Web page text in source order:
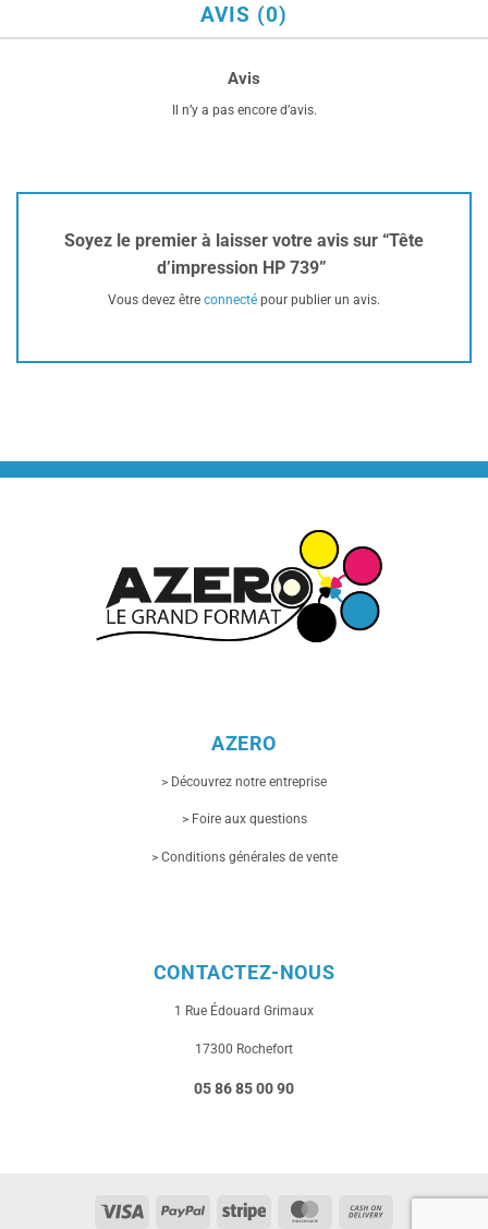
AVIS (0)
Avis
Il n’y a pas encore d’avis.
Soyez le premier à laisser votre avis sur “Tête
d’impression HP 739”
Vous devez être connecté pour publier un avis.
AZERO
> Découvrez notre entreprise
> Foire aux questions
> Conditions générales de vente
CONTACTEZ-NOUS
1 Rue Édouard Grimaux
17300 Rochefort
05 86 85 00 90
Visa PayPal Stripe MasterCard